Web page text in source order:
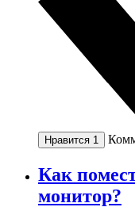
Нравится 1
Как
монитор?